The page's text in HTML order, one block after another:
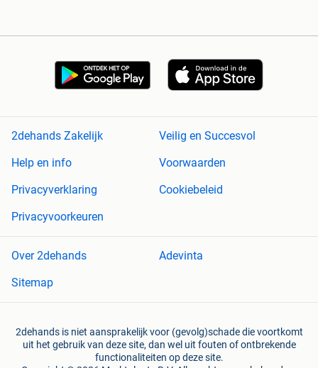
2dehands Zakelijk
Veilig en Succesvol
Help en info
Voorwaarden
Privacyverklaring
Cookiebeleid
Privacyvoorkeuren
Over 2dehands
Adevinta
Sitemap
2dehands is niet aansprakelijk voor (gevolg)schade die voortkomt
uit het gebruik van deze site, dan wel uit fouten of ontbrekende
functionaliteiten op deze site.